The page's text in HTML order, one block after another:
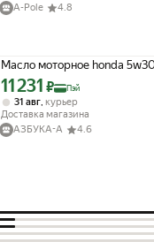
A-Pole
4.8
Масло моторное honda
Цена с картой Яндекс Пэй
11 231 ₽ Пэй
31 авг, курьер
Доставка магазина
АЗБУКА-А
4.6